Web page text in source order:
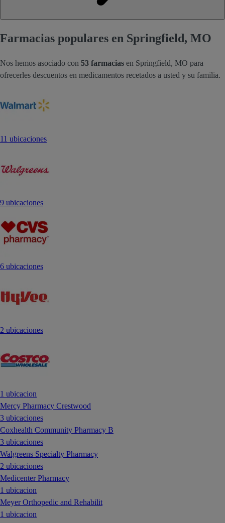
Farmacias populares en Springfield, MO
Nos hemos asociado con 53 farmacias en Springfield, MO para
ofrecerles descuentos en medicamentos recetados a usted y su familia.
11 ubicaciones
9 ubicaciones
6 ubicaciones
2 ubicaciones
1 ubicacion
Mercy Pharmacy Crestwood
3 ubicaciones
Coxhealth Community Pharmacy B
3 ubicaciones
Walgreens Specialty Pharmacy
2 ubicaciones
Medicenter Pharmacy
1 ubicacion
Meyer Orthopedic and Rehabilit
1 ubicacion